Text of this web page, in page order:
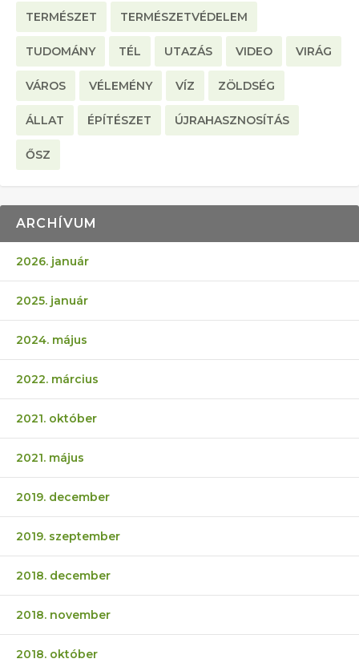
TERMÉSZET TERMÉSZETVÉDELEM
TUDOMÁNY TÉL UTAZÁS VIDEO VIRÁG
VÁROS VÉLEMÉNY VÍZ ZÖLDSÉG
ÁLLAT ÉPÍTÉSZET ÚJRAHASZNOSÍTÁS
ŐSZ
ARCHÍVUM
2026. január
2025. január
2024. május
2022. március
2021. október
2021. május
2019. december
2019. szeptember
2018. december
2018. november
2018. október